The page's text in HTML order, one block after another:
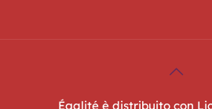
Égalité è distribuito con